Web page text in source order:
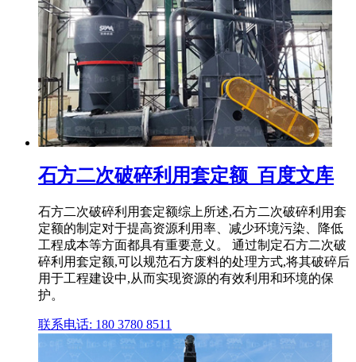
石方二次破碎利用套定额_百度文库
石方二次破碎利用套定额综上所述,石方二次破碎利用套
定额的制定对于提高资源利用率、减少环境污染、降低
工程成本等方面都具有重要意义。 通过制定石方二次破
碎利用套定额,可以规范石方废料的处理方式,将其破碎后
用于工程建设中,从而实现资源的有效利用和环境的保
护。
联系电话: 180 3780 8511